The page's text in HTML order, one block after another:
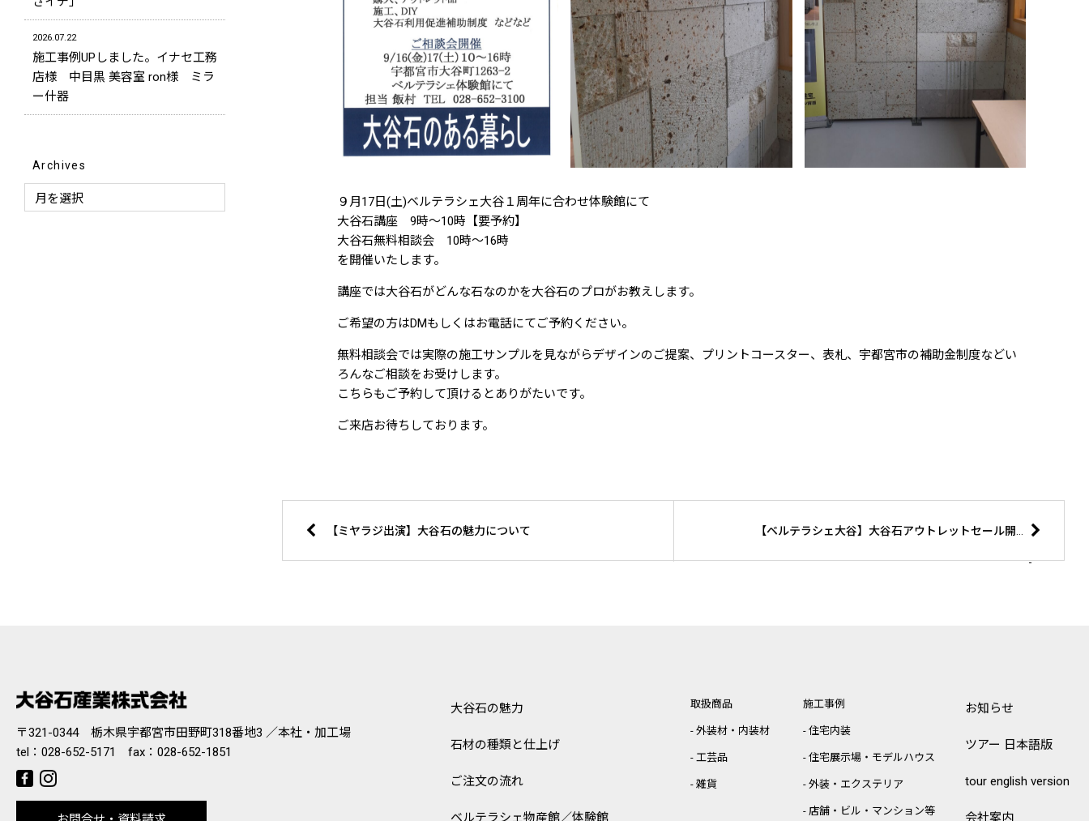
９月17日(土)ベルテラシェ大谷１周年に合わせ体験館にて
大谷石講座 9時～10時【要予約】
大谷石無料相談会 10時～16時
を開催いたします。
講座では大谷石がどんな石なのかを大谷石のプロがお教えします。
ご希望の方はDMもしくはお電話にてご予約ください。
無料相談会では実際の施工サンプルを見ながらデザインのご提案、プリントコースター、表札、宇都宮市の補助金制度などい
ろんなご相談をお受けします。
こちらもご予約して頂けるとありがたいです。
ご来店お待ちしております。
【ミヤラジ出演】大谷石の魅力について 【ベルテラシェ大谷】大谷石アウトレットセール開催
さイチ」
2026.07.22
施工事例UPしました。イナセ工務
店様 中目黒 美容室 ron様 ミラ
ー什器
Archives
〒321-0344 栃木県宇都宮市田野町318番地3 ／本社・加工場
tel： 028-652-5171 fax：028-652-1851
大谷石の魅力
石材の種類と仕上げ
ご注文の流れ
お知らせ
ツアー 日本語版
tour english version
取扱商品
外装材・内装材
工芸品
雑貨
施工事例
住宅内装
住宅展示場・モデルハウス
外装・エクステリア
店舗・ビル・マンション等